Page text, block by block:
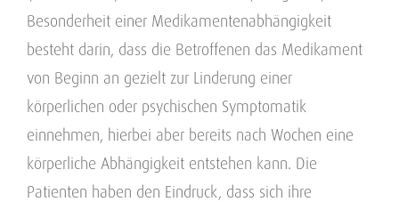
Besonderheit einer Medikamentenabhängigkeit
besteht darin, dass die Betroffenen das Medikament
von Beginn an gezielt zur Linderung einer
körperlichen oder psychischen Symptomatik
einnehmen, hierbei aber bereits nach Wochen eine
körperliche Abhängigkeit entstehen kann. Die
Patienten haben den Eindruck, dass sich ihre